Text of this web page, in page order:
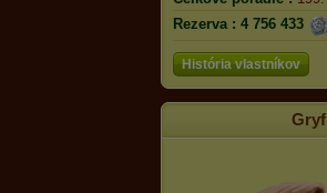
Rezerva : 4 756 433
História vlastníkov
Gryf